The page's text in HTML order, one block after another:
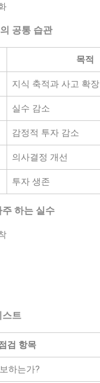
공통 습관
목적
지식 축적과 사고 확장
실수 감소
감정적 투자 감소
의사결정 개선
투자 생존
하는 실수
스트
검 항목
하는가?